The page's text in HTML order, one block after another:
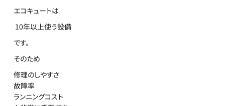
エコキュートは
10年以上使う設備
です。
そのため
修理のしやすさ
故障率
ランニングコスト